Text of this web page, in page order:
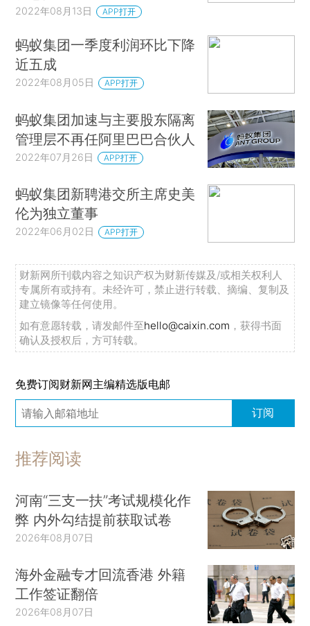
2022年08月13日 APP打开
蚂蚁集团一季度利润环比下降
近五成
2022年08月05日 APP打开
蚂蚁集团加速与主要股东隔离
管理层不再任阿里巴巴合伙人
2022年07月26日 APP打开
蚂蚁集团新聘港交所主席史美
伦为独立董事
2022年06月02日 APP打开
财新网所刊载内容之知识产权为财新传媒及/或相关权利人
专属所有或持有。未经许可，禁止进行转载、摘编、复制及
建立镜像等任何使用。
如有意愿转载，请发邮件至hello@caixin.com ，获得书面
确认及授权后，方可转载。
免费订阅财新网主编精选版电邮
订阅
推荐阅读
河南“三支一扶”考试规模化作
弊 内外勾结提前获取试卷
2026年08月07日
海外金融专才回流香港 外籍
工作签证翻倍
2026年08月07日